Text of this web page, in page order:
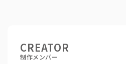
CREATOR
制作メンバー